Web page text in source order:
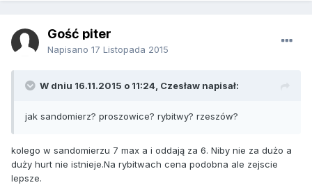
Gość piter
Napisano 17 Listopada 2015
W dniu 16.11.2015 o 11:24, Czesław napisał:
jak sandomierz? proszowice? rybitwy? rzeszów?
kolego w sandomierzu 7 max a i oddają za 6. Niby nie za dużo a
duży hurt nie istnieje.Na rybitwach cena podobna ale zejscie
lepsze.